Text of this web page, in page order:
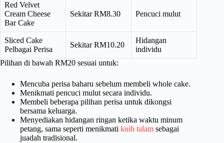
Red Velvet
Cream Cheese
Bar Cake
Sekitar RM8.30 Pencuci mulut
Sliced Cake
Pelbagai Perisa
Sekitar RM10.20
Hidangan
individu
Pilihan di bawah RM20 sesuai untuk:
Mencuba perisa baharu sebelum membeli whole cake.
Menikmati pencuci mulut secara individu.
Membeli beberapa pilihan perisa untuk dikongsi
bersama keluarga.
Menyediakan hidangan ringan ketika waktu minum
petang, sama seperti menikmati kuih talam sebagai
juadah tradisional.